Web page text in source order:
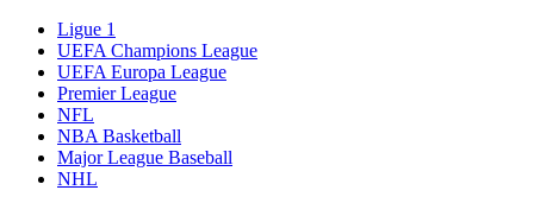
Ligue 1
UEFA Champions League
UEFA Europa League
Premier League
NFL
NBA Basketball
Major League Baseball
NHL